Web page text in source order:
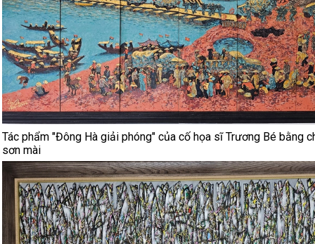
Tác phẩm "Đông Hà giải phóng" của cố họa sĩ Trương Bé bằng
sơn mài